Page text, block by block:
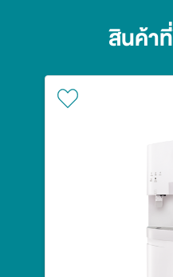
สินค้า